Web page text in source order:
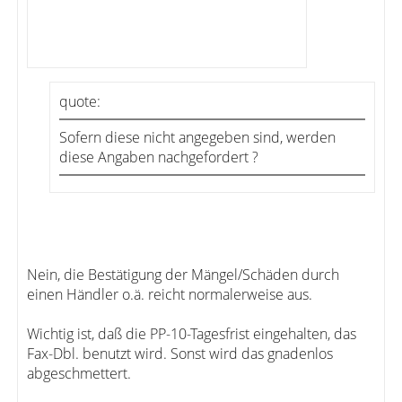
quote:
Sofern diese nicht angegeben sind, werden
diese Angaben nachgefordert ?
Nein, die Bestätigung der Mängel/Schäden durch
einen Händler o.ä. reicht normalerweise aus.
Wichtig ist, daß die PP-10-Tagesfrist eingehalten, das
Fax-Dbl. benutzt wird. Sonst wird das gnadenlos
abgeschmettert.